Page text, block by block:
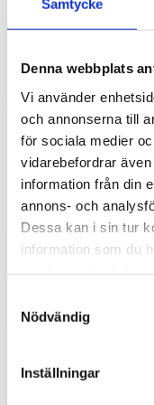
Samtycke
Denna webbplats
Vi använder
och annonserna till
för sociala medier
vidarebefordrar
information från din
annons- och
Dessa kan i sin tur
information som du
Nödvändig
Inställningar
gör stor
även lunchplatsen
bara utseende.
slitage, förenklar